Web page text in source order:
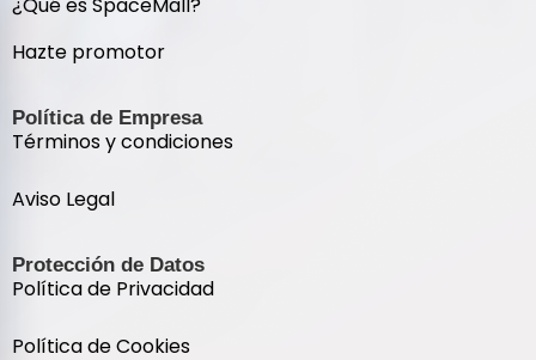
¿Qué es SpaceMall?
Hazte promotor
Política de Empresa
Términos y condiciones
Aviso Legal
Protección de Datos
Política de Privacidad
Política de Cookies